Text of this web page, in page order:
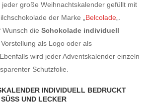
große Weihnachtskalender gefüllt mit
der Marke „Belcolade„.
Wunsch die Schokolade individuell
als Logo oder als
wird jeder Adventskalender einzeln
Schutzfolie.
INDIVIDUELL BEDRUCKT N
UND LECKER